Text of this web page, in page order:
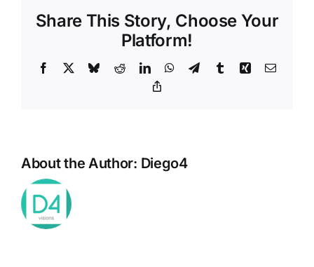
Share This Story, Choose Your
Platform!
Facebook BlueskyRedditLinkedInWhatsApp
TelegramTumblrXing Email
About the Author: Diego4